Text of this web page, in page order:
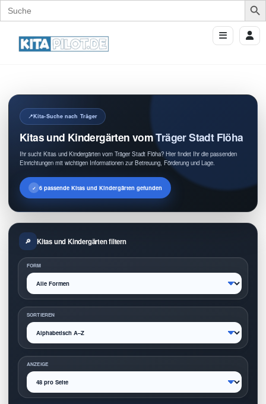
Search
for:
Kita-Suche nach Träger
Kitas und Kindergärten vom Träger Stadt Flöha
Ihr sucht Kitas und Kindergärten vom Träger Stadt Flöha? Hier findet Ihr die passenden
Einrichtungen mit wichtigen Informationen zur Betreuung, Förderung und Lage.
6 passende Kitas und Kindergärten gefunden
Kitas und Kindergärten filtern
FORM
SORTIEREN
ANZEIGE